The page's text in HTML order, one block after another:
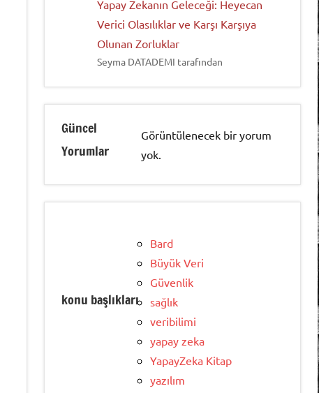
Yapay Zekanın Geleceği: Heyecan
Verici Olasılıklar ve Karşı Karşıya
Olunan Zorluklar
Seyma DATADEMI tarafından
Güncel
Yorumlar
Görüntülenecek bir yorum
yok.
konu başlıkları
Bard
Büyük Veri
Güvenlik
sağlık
veribilimi
yapay zeka
YapayZeka Kitap
yazılım